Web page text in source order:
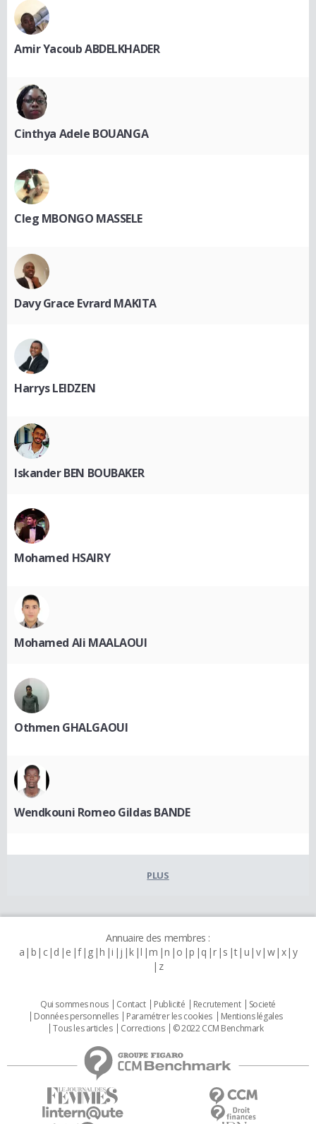
Amir Yacoub ABDELKHADER
Cinthya Adele BOUANGA
Cleg MBONGO MASSELE
Davy Grace Evrard MAKITA
Harrys LEIDZEN
Iskander BEN BOUBAKER
Mohamed HSAIRY
Mohamed Ali MAALAOUI
Othmen GHALGAOUI
Wendkouni Romeo Gildas BANDE
PLUS
Annuaire des membres :
a b c d e f g h i j k l m n o p q r s t u v w x y
z
Qui sommes nous Contact Publicité Recrutement
Societé
Données personnelles
Paramétrer les cookies
Mentions légales
Tous les articles
Corrections © 2022 CCM Benchmark